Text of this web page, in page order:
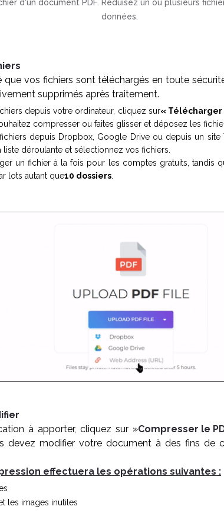
d'un document PDF. Réduisez un ou plusieurs
données.
que vos fichiers sont téléchargés en toute
supprimés après traitement.
depuis votre ordinateur, cliquez sur« Télécharger
compresser ou faites glisser et déposez les
depuis Dropbox, Google Drive ou depuis un
déroulante et sélectionnez vos fichiers.
un fichier à la fois pour les comptes gratuits, tandis
lots autant que10 dossiers
à apporter, cliquez sur »Compresser le
devez modifier votre document à des fins de
effectuera les opérations suivantes :
les images inutiles